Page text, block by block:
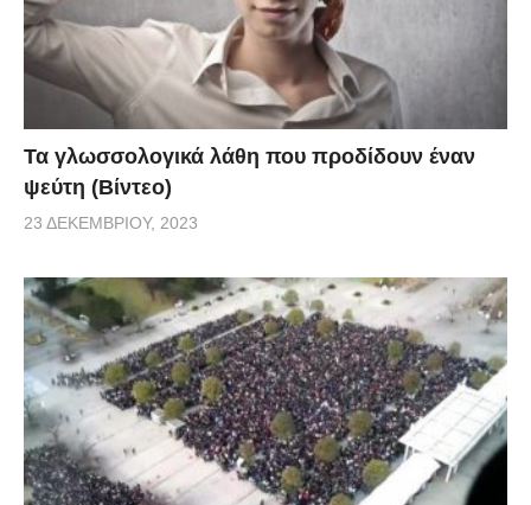
Τα γλωσσολογικά λάθη που προδίδουν έναν
ψεύτη (Βίντεο)
23 ΔΕΚΕΜΒΡΊΟΥ, 2023